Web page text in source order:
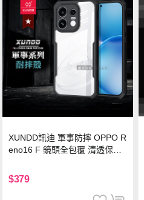
XUNDD訊迪 軍事防摔 OPPO R
eno16 F 鏡頭全包覆 清透保護
$379